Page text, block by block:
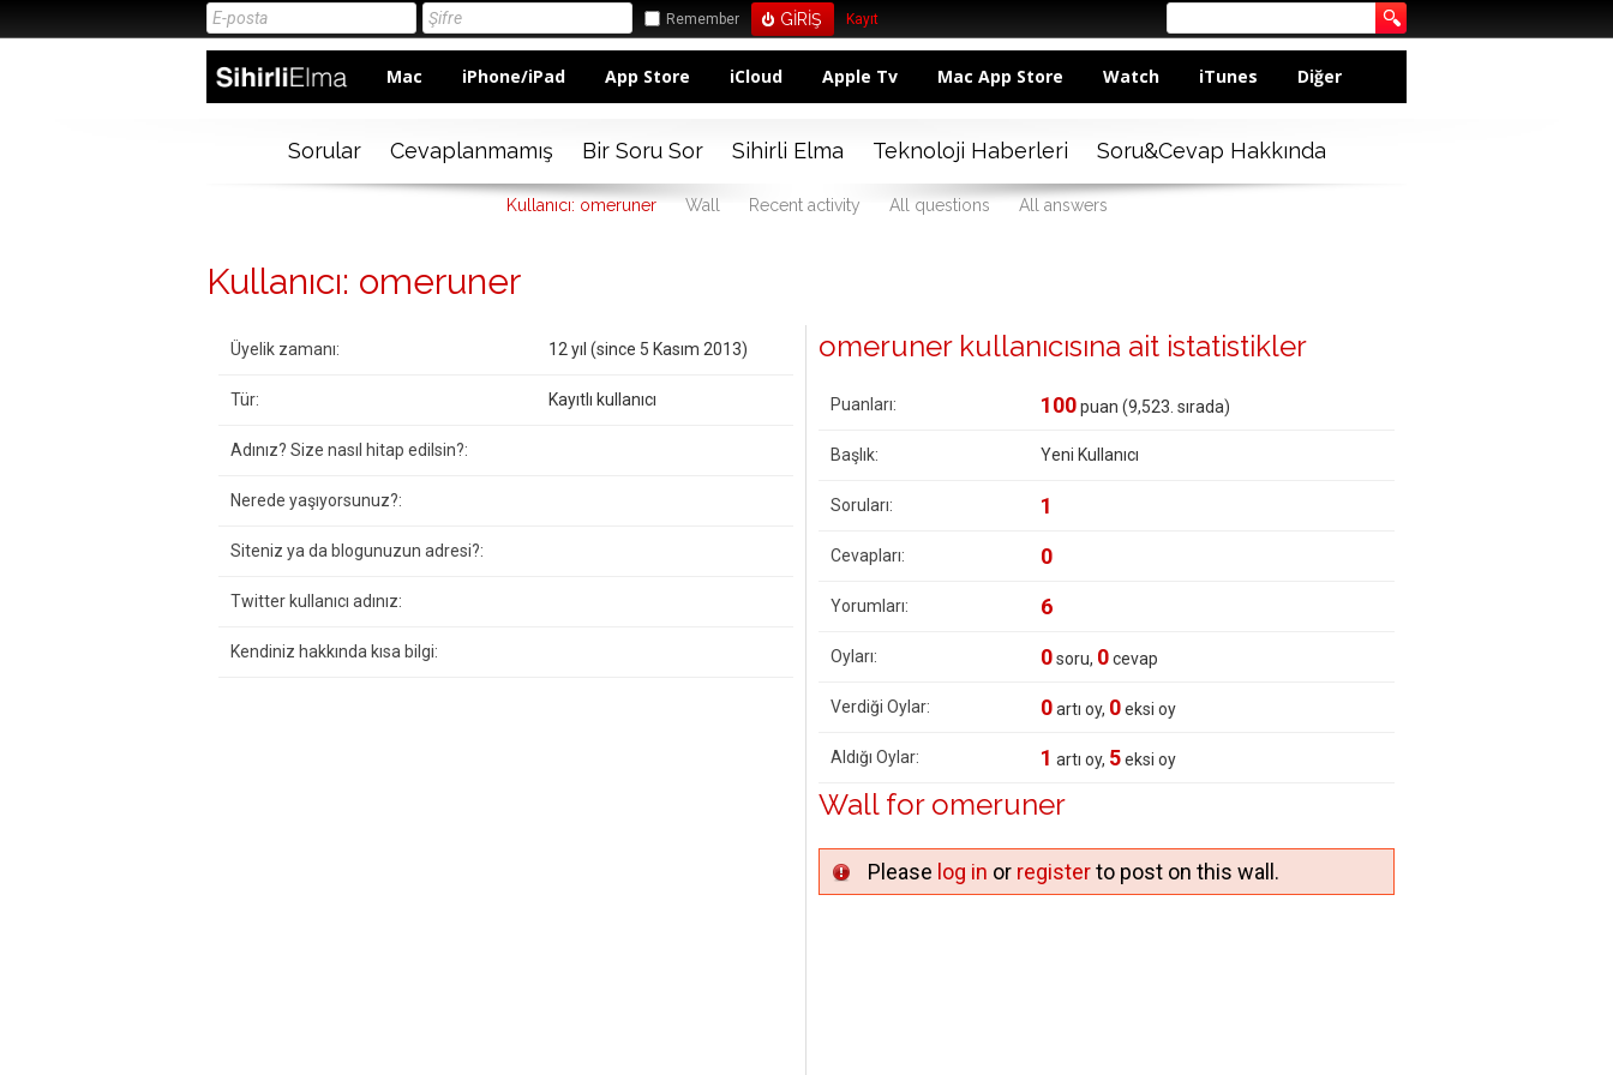
Remember Kayıt
Mac iPhone/iPad App Store iCloud Apple Tv Mac App Store Watch iTunes Diğer
Sorular Cevaplanmamış Bir Soru Sor Sihirli Elma Teknoloji Haberleri Soru&Cevap Hakkında
Kullanıcı: omeruner Wall Recent activity All questions All answers
Kullanıcı: omeruner
Üyelik zamanı: 12 yıl (since 5 Kasım 2013)
Tür: Kayıtlı kullanıcı
Adınız? Size nasıl hitap edilsin?:
Nerede yaşıyorsunuz?:
Siteniz ya da blogunuzun adresi?:
Twitter kullanıcı adınız:
Kendiniz hakkında kısa bilgi:
omeruner kullanıcısına ait istatistikler
Puanları: 100puan (9,523 . sırada)
Başlık: Yeni Kullanıcı
Soruları: 1
Cevapları: 0
Yorumları: 6
Oyları: 0soru, 0cevap
Verdiği Oylar: 0artı oy, 0eksi oy
Aldığı Oylar: 1 artı oy, 5eksi oy
Wall for omeruner
Please log in or registerto post on this wall.